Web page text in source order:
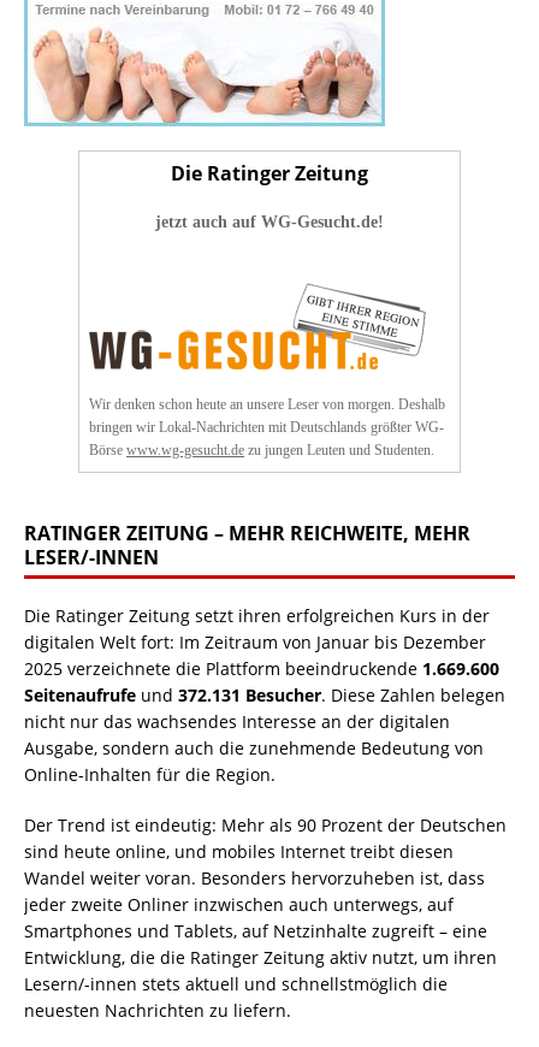
Die Ratinger Zeitung
jetzt auch auf WG-Gesucht.de!
Wir denken schon heute an unsere Leser von morgen. Deshalb
bringen wir Lokal-Nachrichten mit Deutschlands größter WG-
Börse www.wg-gesucht.de zu jungen Leuten und Studenten.
RATINGER ZEITUNG – MEHR REICHWEITE, MEHR
LESER/-INNEN
Die Ratinger Zeitung setzt ihren erfolgreichen Kurs in der
digitalen Welt fort: Im Zeitraum von Januar bis Dezember
2025 verzeichnete die Plattform beeindruckende 1.669.600
Seitenaufrufe und 372.131 Besucher. Diese Zahlen belegen
nicht nur das wachsendes Interesse an der digitalen
Ausgabe, sondern auch die zunehmende Bedeutung von
Online-Inhalten für die Region.
Der Trend ist eindeutig: Mehr als 90 Prozent der Deutschen
sind heute online, und mobiles Internet treibt diesen
Wandel weiter voran. Besonders hervorzuheben ist, dass
jeder zweite Onliner inzwischen auch unterwegs, auf
Smartphones und Tablets, auf Netzinhalte zugreift – eine
Entwicklung, die die Ratinger Zeitung aktiv nutzt, um ihren
Lesern/-innen stets aktuell und schnellstmöglich die
neuesten Nachrichten zu liefern.